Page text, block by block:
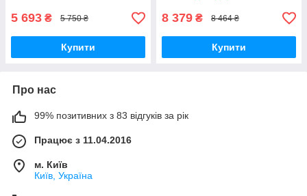
5 693 ₴ 5 750 ₴
Купити
8 379 ₴ 8 464 ₴
Купити
Про нас
99% позитивних з 83 відгуків за рік
Працює з 11.04.2016
м. Київ
Київ, Україна